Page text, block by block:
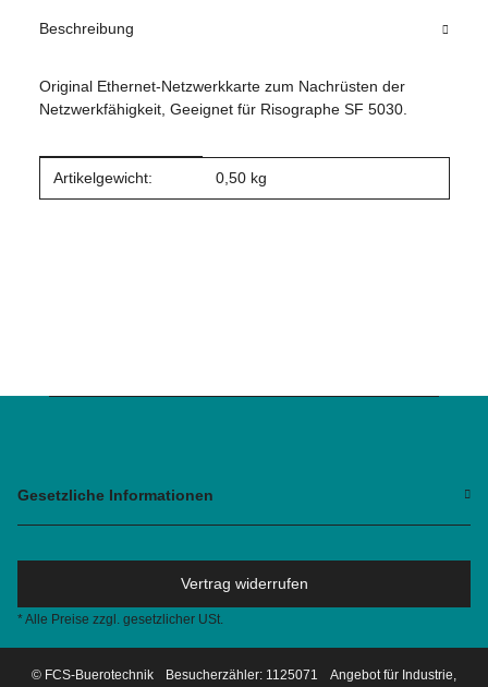
Beschreibung
Original Ethernet-Netzwerkkarte zum Nachrüsten der
Netzwerkfähigkeit, Geeignet für Risographe SF 5030.
Produkteigenschaft
Wert
Artikelgewicht: 0,50 kg
Gesetzliche Informationen
Vertrag widerrufen
* Alle Preise zzgl. gesetzlicher USt.
© FCS-Buerotechnik Besucherzähler: 1125071
Angebot für Industrie,